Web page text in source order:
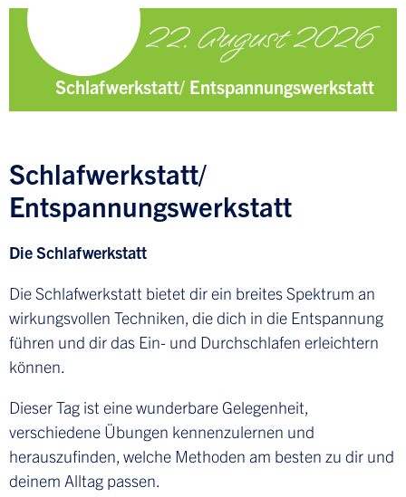
22. August 2026
Schlafwerkstatt/ Entspannungswerkstatt
Schlafwerkstatt/
Entspannungswerkstatt
Die Schlafwerkstatt
Die Schlafwerkstatt bietet dir ein breites Spektrum an
wirkungsvollen Techniken, die dich in die Entspannung
führen und dir das Ein- und Durchschlafen erleichtern
können.
Dieser Tag ist eine wunderbare Gelegenheit,
verschiedene Übungen kennenzulernen und
herauszufinden, welche Methoden am besten zu dir und
deinem Alltag passen.